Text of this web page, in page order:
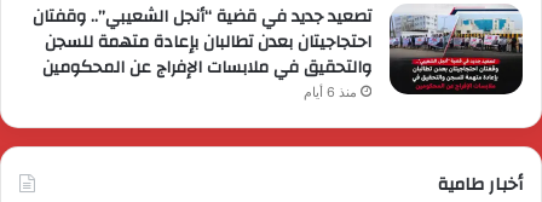
تصعيد جديد في قضية “أنجل الشعيبي”.. وقفتان
احتجاجيتان بعدن تطالبان بإعادة متهمة للسجن
والتحقيق في ملابسات الإفراج عن المحكومين
منذ 6 أيام
أخبار طامية